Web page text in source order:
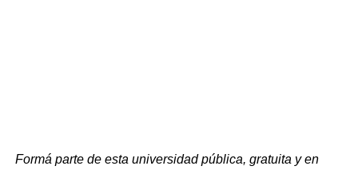
Formá parte de esta universidad pública, gratuita y en